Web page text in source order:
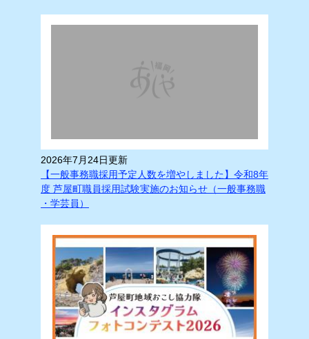
2026年7月24日更新
【一般事務職採用予定人数を増やしました】令和8年
度 芦屋町職員採用試験実施のお知らせ（一般事務職
・学芸員）